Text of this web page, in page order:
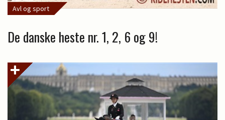
Avl og sport
De danske heste nr. 1, 2, 6 og 9!